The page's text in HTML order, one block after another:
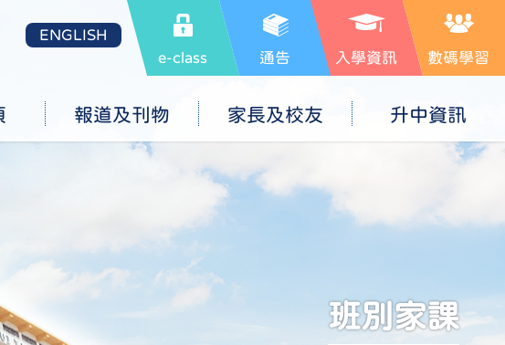
e-class 通告 入學資訊 數碼學習
ENGLISH
報道及刊物 家長及校友 升中資訊
班別家課